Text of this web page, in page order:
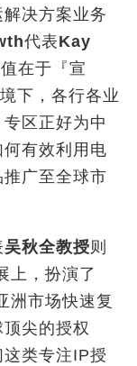
决方案业务
代表Kay
在于『宣
下，各行各业
区正好为中
有效利用电
广至全球市
吴秋全教授则
上，扮演了
洲市场快速复
尖的授权
类专注IP授